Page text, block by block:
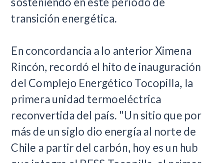
transición energética.
En concordancia a lo anterior Ximena
Rincón, recordó el hito de inauguración
del Complejo Energético Tocopilla, la
primera unidad termoeléctrica
reconvertida del país. "Un sitio que por
más de un siglo dio energía al norte de
Chile a partir del carbón, hoy es un hub